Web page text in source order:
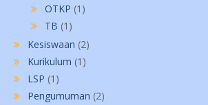
OTKP (1)
TB (1)
Kesiswaan (2)
Kurikulum (1)
LSP (1)
Pengumuman (2)